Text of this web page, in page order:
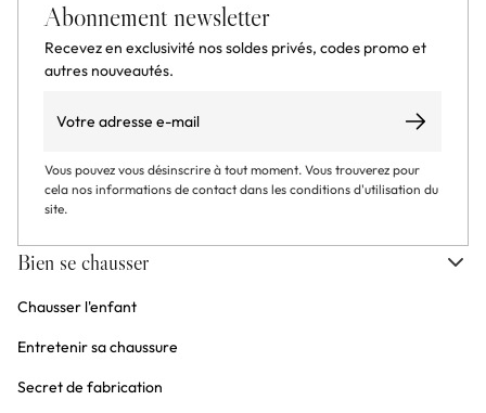
Abonnement newsletter
Recevez en exclusivité nos soldes privés, codes promo et
autres nouveautés.
S’abonner
Vous pouvez vous désinscrire à tout moment. Vous trouverez pour
cela nos informations de contact dans les conditions d'utilisation du
site.
Bien se chausser
Chausser l'enfant
Entretenir sa chaussure
Secret de fabrication